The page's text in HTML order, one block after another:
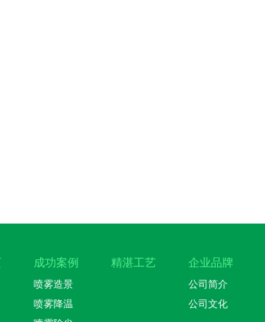
成功案例
喷雾造景
喷雾降温
精湛工艺 企业品牌
公司简介
公司文化